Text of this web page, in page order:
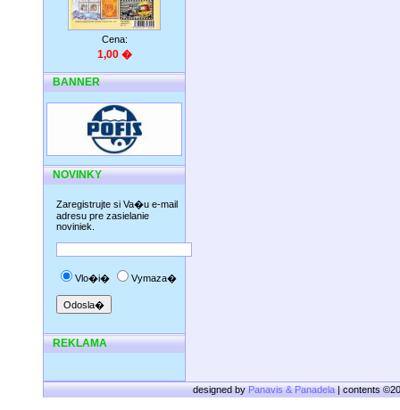
Cena:
1,00 �
BANNER
NOVINKY
Zaregistrujte si Va�u e-mail
adresu pre zasielanie
noviniek.
Vlo�i� Vymaza�
REKLAMA
designed byPanavis & Panadela| contents